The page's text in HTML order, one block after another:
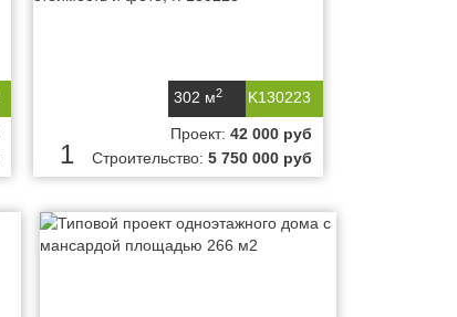
K130223
302 м2
1
Проект:42 000 руб
Строительство:5 750 000 руб